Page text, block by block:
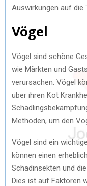
Auswirkungen auf die
Vögel
Vögel sind schöne
wie Märkten und
verursachen. Vögel
über ihren Kot
Methoden, um den
Vögel sind ein
können einen
Schadinsekten und
Dies ist auf Faktoren